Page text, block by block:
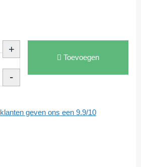
+
-
Toevoegen
klanten geven ons een 9.9/10